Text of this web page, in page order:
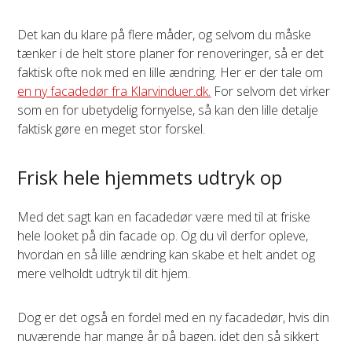
Det kan du klare på flere måder, og selvom du måske
tænker i de helt store planer for renoveringer, så er det
faktisk ofte nok med en lille ændring. Her er der tale om
en ny facadedør fra Klarvinduer.dk. For selvom det virker
som en for ubetydelig fornyelse, så kan den lille detalje
faktisk gøre en meget stor forskel.
Frisk hele hjemmets udtryk op
Med det sagt kan en facadedør være med til at friske
hele looket på din facade op. Og du vil derfor opleve,
hvordan en så lille ændring kan skabe et helt andet og
mere velholdt udtryk til dit hjem.
Dog er det også en fordel med en ny facadedør, hvis din
nuværende har mange år på bagen, idet den så sikkert